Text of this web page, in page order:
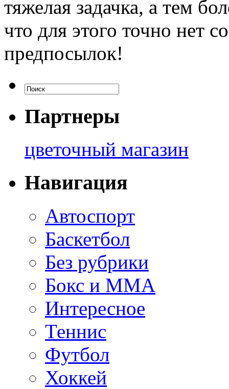
тяжелая задачка, а тем
что для этого точно нет
предпосылок!
Партнеры
цветочный магазин
Навигация
Автоспорт
Баскетбол
Без рубрики
Бокс и ММА
Интересное
Теннис
Футбол
Хоккей